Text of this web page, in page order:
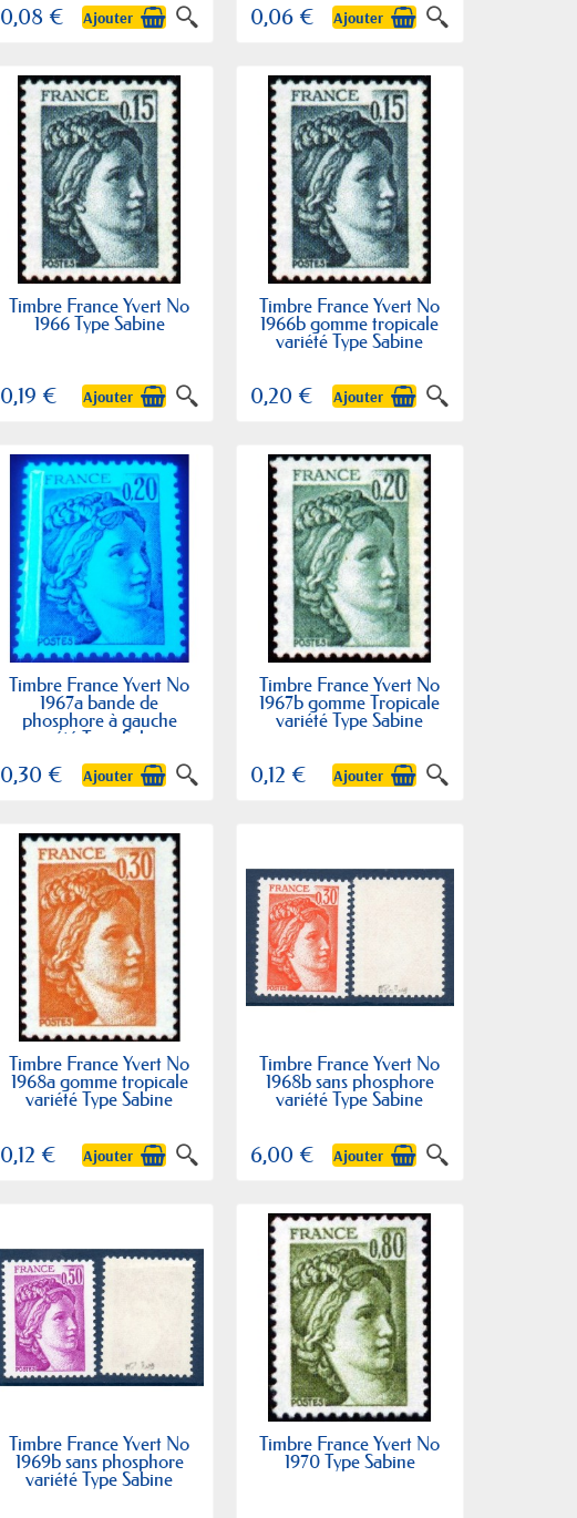
0,08 € Ajouter 0,06 € Ajouter
Timbre France Yvert No
1966 Type Sabine
0,19 € Ajouter
Timbre France Yvert No
1966b gomme tropicale
variété Type Sabine
0,20 € Ajouter
Timbre France Yvert No
1967a bande de
phosphore à gauche
variété Type Sabine
0,30 € Ajouter
Timbre France Yvert No
1967b gomme Tropicale
variété Type Sabine
0,12 € Ajouter
Timbre France Yvert No
1968a gomme tropicale
variété Type Sabine
0,12 € Ajouter
Timbre France Yvert No
1968b sans phosphore
variété Type Sabine
6,00 € Ajouter
Timbre France Yvert No
1969b sans phosphore
variété Type Sabine
Timbre France Yvert No
1970 Type Sabine